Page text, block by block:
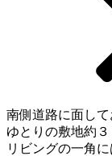
南側道路に面して
ゆとりの敷地約
リビングの一角